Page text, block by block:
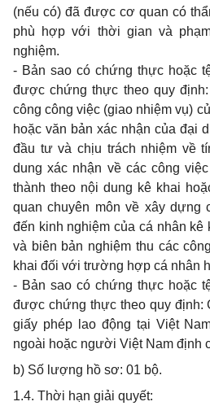
(nếu có) đã được cơ quan có
phù hợp với thời gian và
nghiệm.
- Bản sao có chứng thực hoặc
được chứng thực theo quy
công công việc (giao nhiệm vụ)
hoặc văn bản xác nhận của đại
đầu tư và chịu trách nhiệm về
dung xác nhận về các công
thành theo nội dung kê khai
quan chuyên môn về xây dựng
đến kinh nghiệm của cá nhân kê
và biên bản nghiệm thu các
khai đối với trường hợp cá nhân
- Bản sao có chứng thực hoặc
được chứng thực theo quy định:
giấy phép lao động tại Việt
ngoài hoặc người Việt Nam định
b) Số lượng hồ sơ: 01 bộ.
1.4. Thời hạn giải quyết: